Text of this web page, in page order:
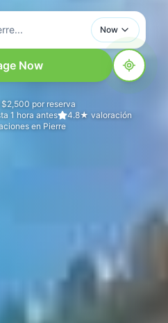
Now
Now
$2,500 por reserva
1 hora antes
4.8★ valoración
en Pierre